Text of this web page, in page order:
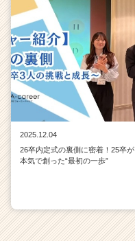
2025.12.04
26卒内定式の裏側に密着！25卒が
本気で創った“最初の一歩”